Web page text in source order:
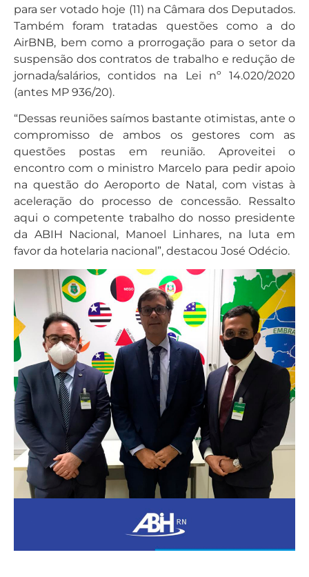
para ser votado hoje (11) na Câmara dos Deputados.
Também foram tratadas questões como a do
AirBNB, bem como a prorrogação para o setor da
suspensão dos contratos de trabalho e redução de
jornada/salários, contidos na Lei nº 14.020/2020
(antes MP 936/20).
“Dessas reuniões saímos bastante otimistas, ante o
compromisso de ambos os gestores com as
questões postas em reunião. Aproveitei o
encontro com o ministro Marcelo para pedir apoio
na questão do Aeroporto de Natal, com vistas à
aceleração do processo de concessão. Ressalto
aqui o competente trabalho do nosso presidente
da ABIH Nacional, Manoel Linhares, na luta em
favor da hotelaria nacional”, destacou José Odécio.